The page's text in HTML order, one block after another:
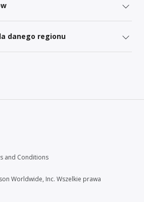
danego regionu
and Conditions
Worldwide, Inc. Wszelkie prawa